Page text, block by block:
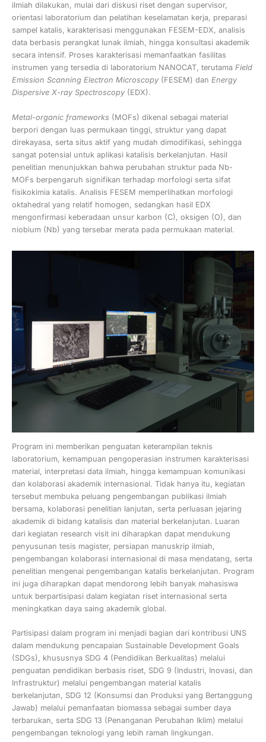
ilmiah dilakukan, mulai dari diskusi riset dengan supervisor,
orientasi laboratorium dan pelatihan keselamatan kerja, preparasi
sampel katalis, karakterisasi menggunakan FESEM-EDX, analisis
data berbasis perangkat lunak ilmiah, hingga konsultasi akademik
secara intensif. Proses karakterisasi memanfaatkan fasilitas
instrumen yang tersedia di laboratorium NANOCAT, terutama Field
Emission Scanning Electron Microscopy (FESEM) dan Energy
Dispersive X-ray Spectroscopy (EDX).
Metal-organic frameworks (MOFs) dikenal sebagai material
berpori dengan luas permukaan tinggi, struktur yang dapat
direkayasa, serta situs aktif yang mudah dimodifikasi, sehingga
sangat potensial untuk aplikasi katalisis berkelanjutan. Hasil
penelitian menunjukkan bahwa perubahan struktur pada Nb-
MOFs berpengaruh signifikan terhadap morfologi serta sifat
fisikokimia katalis. Analisis FESEM memperlihatkan morfologi
oktahedral yang relatif homogen, sedangkan hasil EDX
mengonfirmasi keberadaan unsur karbon (C), oksigen (O), dan
niobium (Nb) yang tersebar merata pada permukaan material.
Program ini memberikan penguatan keterampilan teknis
laboratorium, kemampuan pengoperasian instrumen karakterisasi
material, interpretasi data ilmiah, hingga kemampuan komunikasi
dan kolaborasi akademik internasional. Tidak hanya itu, kegiatan
tersebut membuka peluang pengembangan publikasi ilmiah
bersama, kolaborasi penelitian lanjutan, serta perluasan jejaring
akademik di bidang katalisis dan material berkelanjutan. Luaran
dari kegiatan research visit ini diharapkan dapat mendukung
penyusunan tesis magister, persiapan manuskrip ilmiah,
pengembangan kolaborasi internasional di masa mendatang, serta
penelitian mengenai pengembangan katalis berkelanjutan. Program
ini juga diharapkan dapat mendorong lebih banyak mahasiswa
untuk berpartisipasi dalam kegiatan riset internasional serta
meningkatkan daya saing akademik global.
Partisipasi dalam program ini menjadi bagian dari kontribusi UNS
dalam mendukung pencapaian Sustainable Development Goals
(SDGs), khususnya SDG 4 (Pendidikan Berkualitas) melalui
penguatan pendidikan berbasis riset, SDG 9 (Industri, Inovasi, dan
Infrastruktur) melalui pengembangan material katalis
berkelanjutan, SDG 12 (Konsumsi dan Produksi yang Bertanggung
Jawab) melalui pemanfaatan biomassa sebagai sumber daya
terbarukan, serta SDG 13 (Penanganan Perubahan Iklim) melalui
pengembangan teknologi yang lebih ramah lingkungan.